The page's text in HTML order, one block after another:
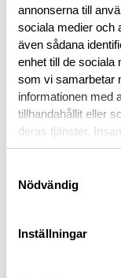
annonserna till
sociala medier och
även sådana
enhet till de sociala
som vi samarbetar
informationen med
tillhandahållit eller
deras tjänster.
personuppgifter
Nödvändig
Inställningar
BESKRIVNING
RECENSIONER
OM VARUMÄRKET